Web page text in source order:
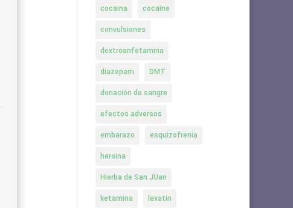
cocaina cocaine
convulsiones
dextroanfetamina
diazepam DMT
donación de sangre
efectos adversos
embarazo esquizofrenia
heroina
Hierba de San JUan
ketamina lexatin